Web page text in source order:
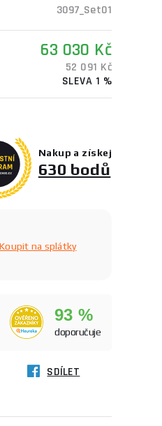
3097_Set01
63 030 Kč
52 091 Kč
SLEVA 1 %
Nakup a získej
630 bodů
Koupit na splátky
93 %
doporučuje
SDÍLET